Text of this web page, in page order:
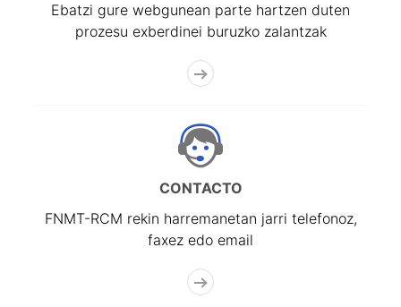
Ebatzi gure webgunean parte hartzen duten
prozesu exberdinei buruzko zalantzak
CONTACTO
FNMT-RCM rekin harremanetan jarri telefonoz,
faxez edo email